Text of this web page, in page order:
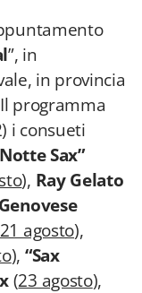
”, in
in provincia
programma
i consueti
Sax”
), Ray Gelato
21 agosto),
), “Sax
(23 agosto),